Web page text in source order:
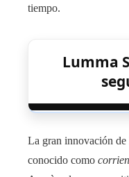
tiempo.
Lumma
La gran innovación
conocido como